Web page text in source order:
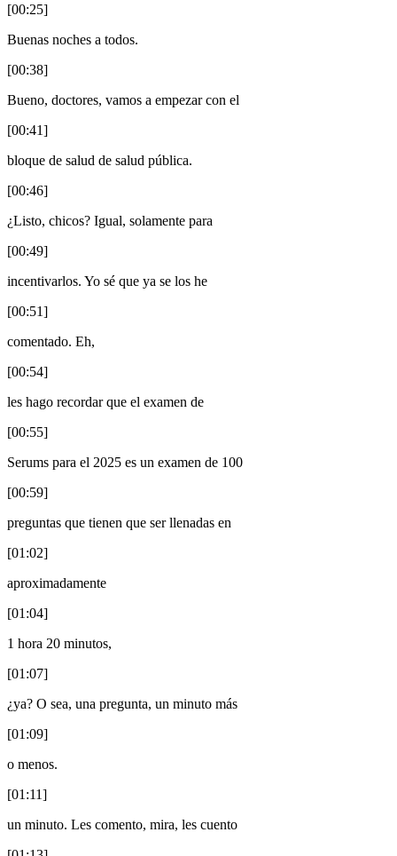
[00:25]
Buenas noches a todos.
[00:38]
Bueno, doctores, vamos a empezar con el
[00:41]
bloque de salud de salud pública.
[00:46]
¿Listo, chicos? Igual, solamente para
[00:49]
incentivarlos. Yo sé que ya se los he
[00:51]
comentado. Eh,
[00:54]
les hago recordar que el examen de
[00:55]
Serums para el 2025 es un examen de 100
[00:59]
preguntas que tienen que ser llenadas en
[01:02]
aproximadamente
[01:04]
1 hora 20 minutos,
[01:07]
¿ya? O sea, una pregunta, un minuto más
[01:09]
o menos.
[01:11]
un minuto. Les comento, mira, les cuento